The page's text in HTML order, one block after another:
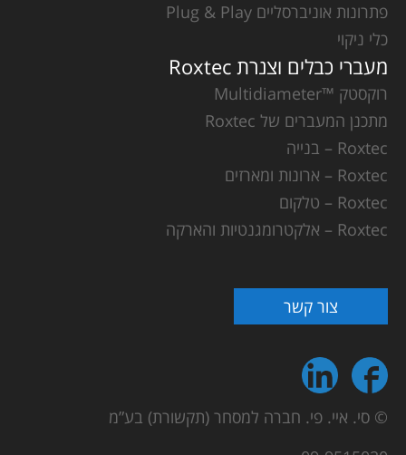
פתרונות אוניברסליים Plug & Play
כלי ניקוי
מעברי כבלים וצנרת Roxtec
רוקסטק ™Multidiameter
מתכנן המעברים של Roxtec
Roxtec – בנייה
Roxtec – ארונות ומארזים
Roxtec – טלקום
Roxtec – אלקטרומגנטיות והארקה
צור קשר
© סי. איי. פי. חברה למסחר (תקשורת) בע”מ